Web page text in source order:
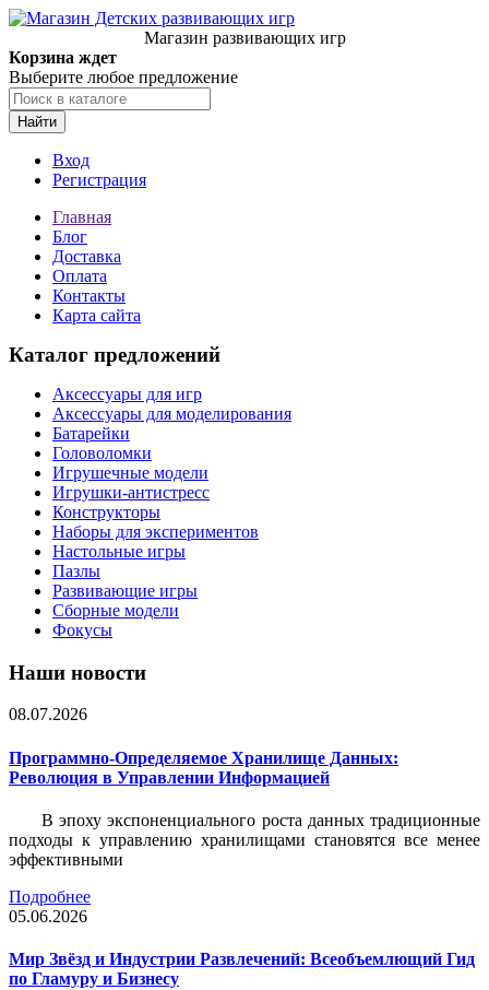
Магазин развивающих игр
Корзина ждет
Выберите любое предложение
Найти
Вход
Регистрация
Главная
Блог
Доставка
Оплата
Контакты
Карта сайта
Каталог предложений
Аксессуары для игр
Аксессуары для моделирования
Батарейки
Головоломки
Игрушечные модели
Игрушки-антистресс
Конструкторы
Наборы для экспериментов
Настольные игры
Пазлы
Развивающие игры
Сборные модели
Фокусы
Наши новости
08.07.2026
Программно-Определяемое Хранилище Данных:
Революция в Управлении Информацией
В эпоху экспоненциального роста данных традиционные
подходы к управлению хранилищами становятся все менее
эффективными
Подробнее
05.06.2026
Мир Звёзд и Индустрии Развлечений: Всеобъемлющий Гид
по Гламуру и Бизнесу